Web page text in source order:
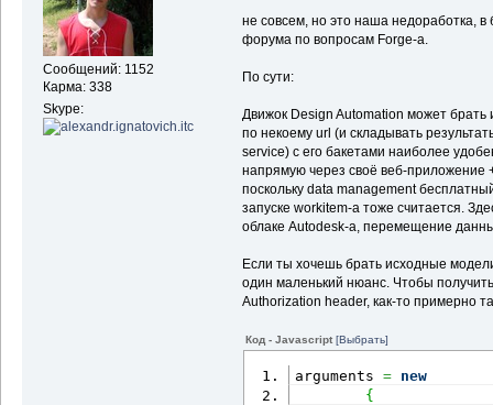
Сообщений: 1152
Карма: 338
Skype:
не совсем, но это наша недоработка,
форума по вопросам Forge-а.
По сути:
Движок Design Automation может
по некоему url (и складывать
service) с его бакетами наиболее
напрямую через своё веб-
поскольку data management
запуске workitem-а тоже считается.
облаке Autodesk-а, перемещение
Если ты хочешь брать исходные
один маленький нюанс. Чтобы
Authorization header, как-то примерно
Код - Javascript [Выбрать]
arguments = new
{